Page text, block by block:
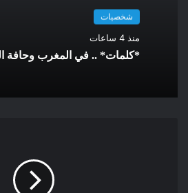
صورية … كان الموقف
أمام هاته الوضعية هو رفض
دستورها و الاستفتاء و
اعطاء مشروعية لهدا
فانه من غير المعقول ربط
الضروري الرجوع الى
التي تجمع كافة اليساريين و
شخصيات
منذ 4 ساعات
*كلمات* .. في المغرب وحافة الهاوية–